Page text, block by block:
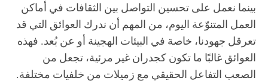
بينما نعمل على تحسين التواصل بين الثقافات في أماكن
العمل المتنوّعة اليوم، من المهم أن ندرك العوائق التي قد
تعرقل جهودنا، خاصة في البيئات الهجينة أو عن بُعد. فهذه
العوائق غالبًا ما تكون كجدران غير مرئية، تجعل من
الصعب التفاعل الحقيقي مع زميلات من خلفيات مختلفة.